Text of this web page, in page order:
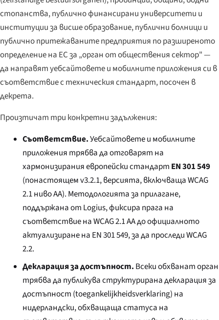
стопанства, публично финансирани университети и
институции за висше образование, публични болници и
публично притежаваните предприятия по разширеното
определение на ЕС за „орган от обществения сектор" —
да направят уебсайтовете и мобилните приложения си в
съответствие с техническия стандарт, посочен в
декрета.
Произтичат три конкретни задължения:
Съответствие.Уебсайтовете и мобилните
приложения трябва да отговарят на
хармонизирания европейски стандарт EN 301 549
(понастоящем v3.2.1, версията, включваща WCAG
2.1 ниво AA). Методологията за прилагане,
поддържана от Logius, фиксира прага на
съответствие на WCAG 2.1 AA до официалното
актуализиране на EN 301 549, за да проследи WCAG
2.2.
Декларация за достъпност. Всеки обхванат орган
трябва да публикува структурирана декларация за
достъпност (toegankelijkheidsverklaring) на
нидерландски, обхващаща статуса на